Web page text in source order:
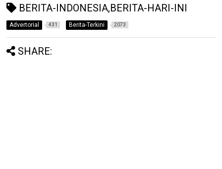
BERITA-INDONESIA,BERITA-HARI-INI
Advertorial 431 Berita-Terkini 2073
SHARE: